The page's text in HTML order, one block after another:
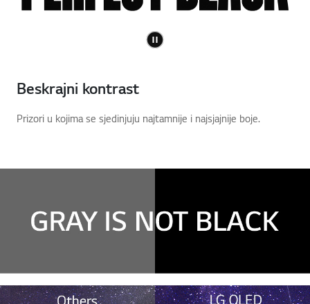
Beskrajni kontrast
Prizori u kojima se sjedinjuju najtamnije i najsjajnije boje.